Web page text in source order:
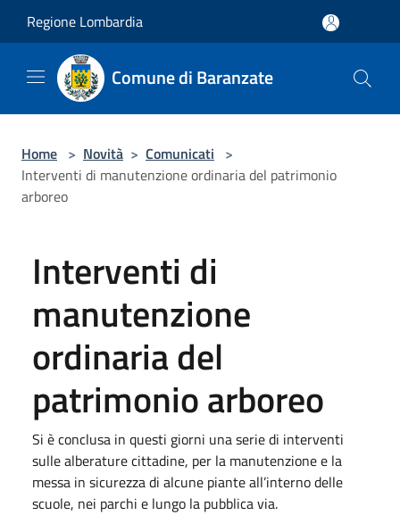
Regione Lombardia
Comune di Baranzate
Home > Novità > Comunicati >
Interventi di manutenzione ordinaria del patrimonio
arboreo
Interventi di
manutenzione
ordinaria del
patrimonio arboreo
Si è conclusa in questi giorni una serie di interventi
sulle alberature cittadine, per la manutenzione e la
messa in sicurezza di alcune piante all’interno delle
scuole, nei parchi e lungo la pubblica via.